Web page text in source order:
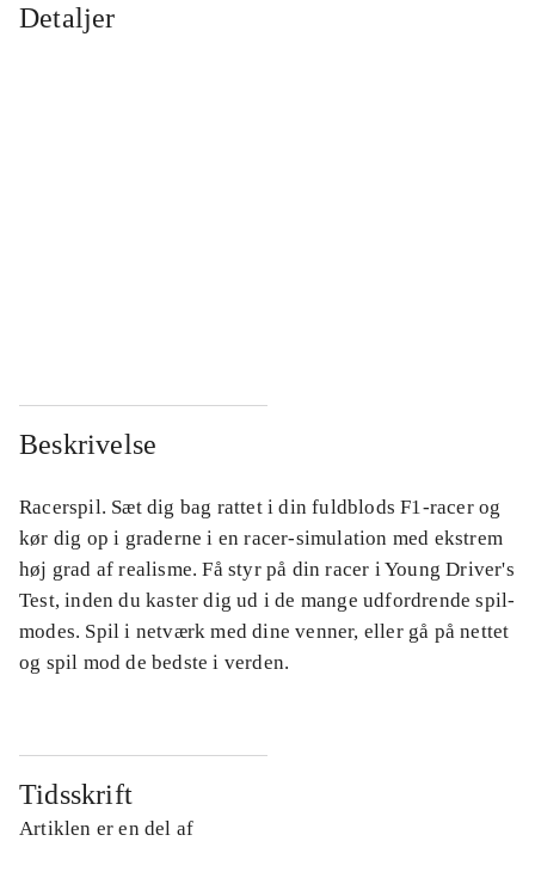
Detaljer
Beskrivelse
Racerspil. Sæt dig bag rattet i din fuldblods F1-racer og
kør dig op i graderne i en racer-simulation med ekstrem
høj grad af realisme. Få styr på din racer i Young Driver's
Test, inden du kaster dig ud i de mange udfordrende spil-
modes. Spil i netværk med dine venner, eller gå på nettet
og spil mod de bedste i verden.
Tidsskrift
Artiklen er en del af